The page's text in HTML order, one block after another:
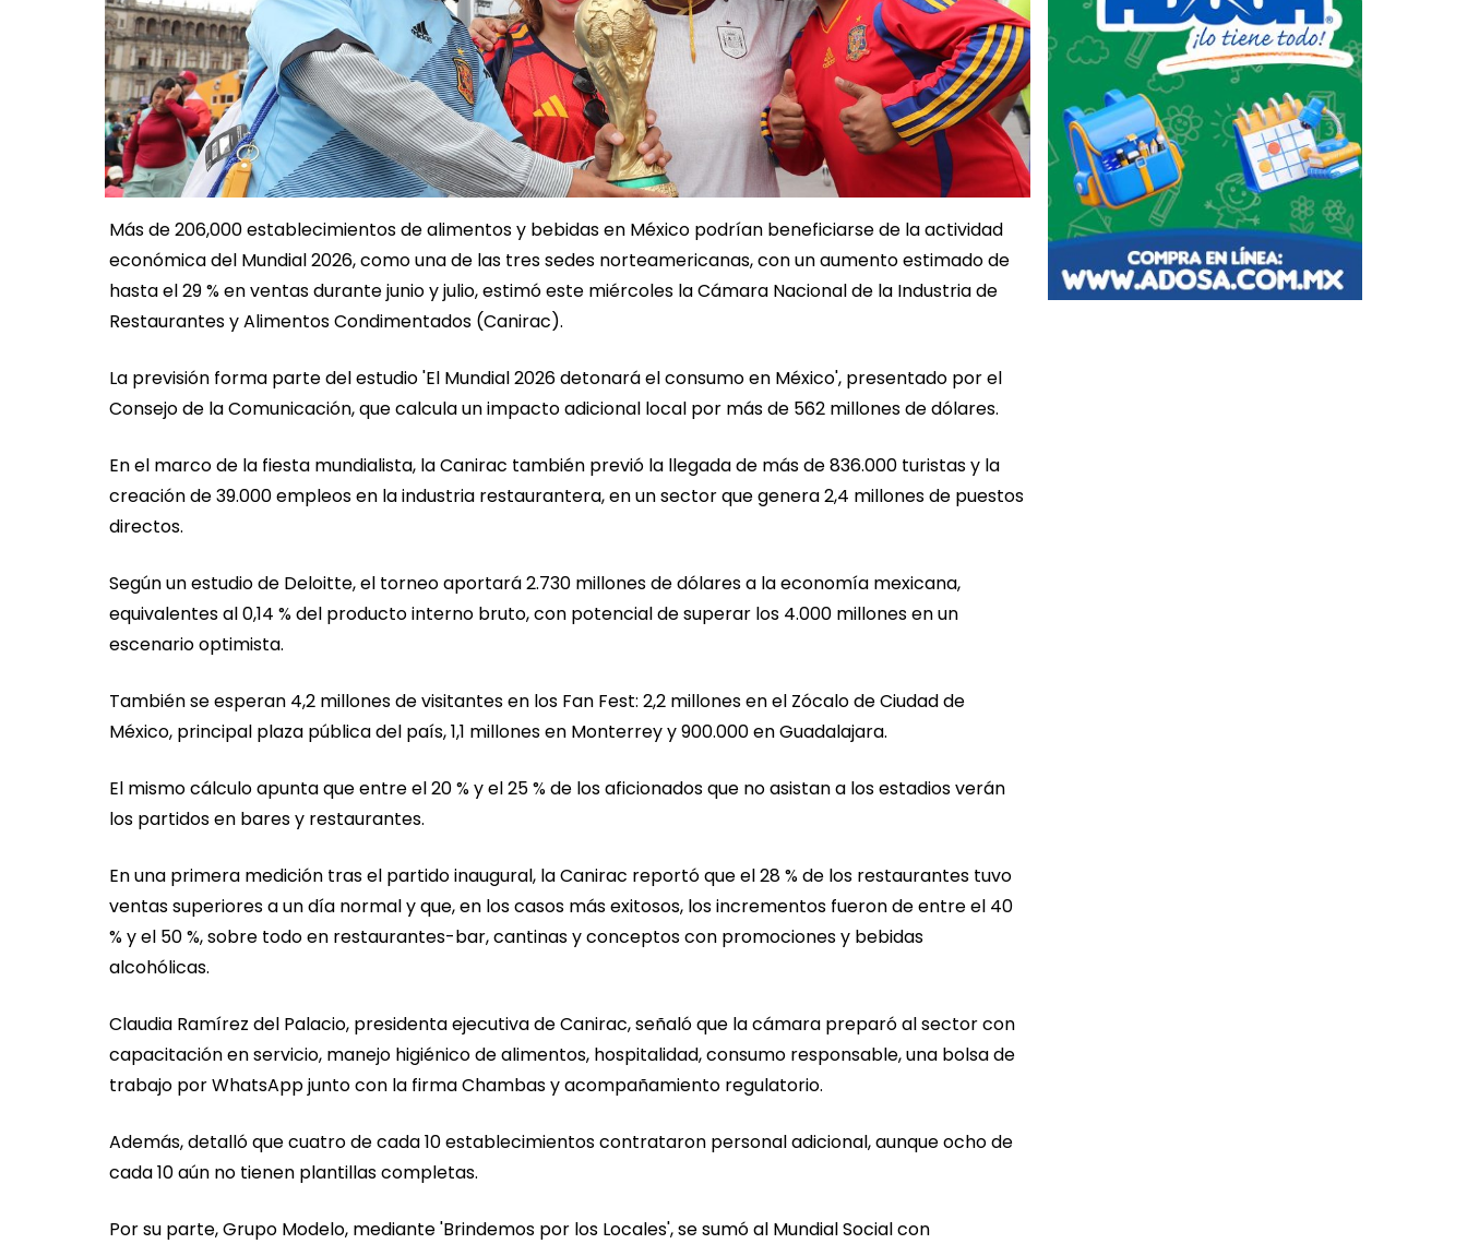
Más de 206,000 establecimientos de alimentos y bebidas en México podrían beneficiarse de la actividad
económica del Mundial 2026, como una de las tres sedes norteamericanas, con un aumento estimado de
hasta el 29 % en ventas durante junio y julio, estimó este miércoles la Cámara Nacional de la Industria de
Restaurantes y Alimentos Condimentados (Canirac).
La previsión forma parte del estudio 'El Mundial 2026 detonará el consumo en México', presentado por el
Consejo de la Comunicación, que calcula un impacto adicional local por más de 562 millones de dólares.
En el marco de la fiesta mundialista, la Canirac también previó la llegada de más de 836.000 turistas y la
creación de 39.000 empleos en la industria restaurantera, en un sector que genera 2,4 millones de puestos
directos.
Según un estudio de Deloitte, el torneo aportará 2.730 millones de dólares a la economía mexicana,
equivalentes al 0,14 % del producto interno bruto, con potencial de superar los 4.000 millones en un
escenario optimista.
También se esperan 4,2 millones de visitantes en los Fan Fest: 2,2 millones en el Zócalo de Ciudad de
México, principal plaza pública del país, 1,1 millones en Monterrey y 900.000 en Guadalajara.
El mismo cálculo apunta que entre el 20 % y el 25 % de los aficionados que no asistan a los estadios verán
los partidos en bares y restaurantes.
En una primera medición tras el partido inaugural, la Canirac reportó que el 28 % de los restaurantes tuvo
ventas superiores a un día normal y que, en los casos más exitosos, los incrementos fueron de entre el 40
% y el 50 %, sobre todo en restaurantes-bar, cantinas y conceptos con promociones y bebidas
alcohólicas.
Claudia Ramírez del Palacio, presidenta ejecutiva de Canirac, señaló que la cámara preparó al sector con
capacitación en servicio, manejo higiénico de alimentos, hospitalidad, consumo responsable, una bolsa de
trabajo por WhatsApp junto con la firma Chambas y acompañamiento regulatorio.
Además, detalló que cuatro de cada 10 establecimientos contrataron personal adicional, aunque ocho de
cada 10 aún no tienen plantillas completas.
Por su parte, Grupo Modelo, mediante 'Brindemos por los Locales', se sumó al Mundial Social con